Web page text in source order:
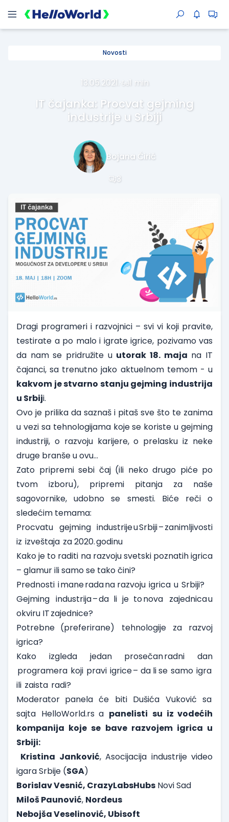
Novosti
13.05.2021. 1 min
IT čajanka: Procvat gejming
industrije u Srbiji
Bojana Ćirić
3
Dragi programeri i razvojnici – svi vi koji pravite,
testirate a po malo i igrate igrice, pozivamo vas
da nam se pridružite u utorak 18. maja na IT
čajanci, sa trenutno jako aktuelnom temom - u
kakvom je stvarno stanju gejming industrija
u Srbiji.
Ovo je prilika da saznaš i pitaš sve što te zanima
u vezi sa tehnologijama koje se koriste u gejming
industriji, o razvoju karijere, o prelasku iz neke
druge branše u ovu...
Zato pripremi sebi čaj (ili neko drugo piće po
tvom izboru), pripremi pitanja za naše
sagovornike, udobno se smesti. Biće reči o
sledećim temama:
Procvatu gejming industrije u Srbiji – zanimljivosti
iz izveštaja za 2020. godinu
Kako je to raditi na razvoju svetski poznatih igrica
– glamur ili samo se tako čini?
Prednosti i mane rada na razvoju igrica u Srbiji?
Gejming industrija – da li je to nova zajednica u
okviru IT zajednice?
Potrebne (preferirane) tehnologije za razvoj
igrica?
Kako izgleda jedan prosečan radni dan
programera koji pravi igrice – da li se samo igra
ili zaista radi?
Moderator panela će biti Dušića Vuković sa
sajta HelloWorld.rs a panelisti su iz vodećih
kompanija koje se bave razvojem igrica u
Srbiji:
Kristina Janković, Asocijacija industrije video
igara Srbije (SGA)
Borislav Vesnić, CrazyLabsHubs Novi Sad
Miloš Paunović, Nordeus
Nebojša Veselinović, Ubisoft